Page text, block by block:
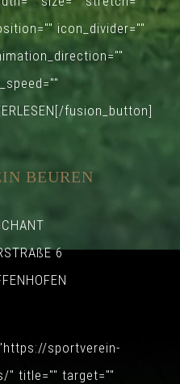
icon_divider=""
fusion_button]
BEUREN
6
sportverein-
" title="" target=""